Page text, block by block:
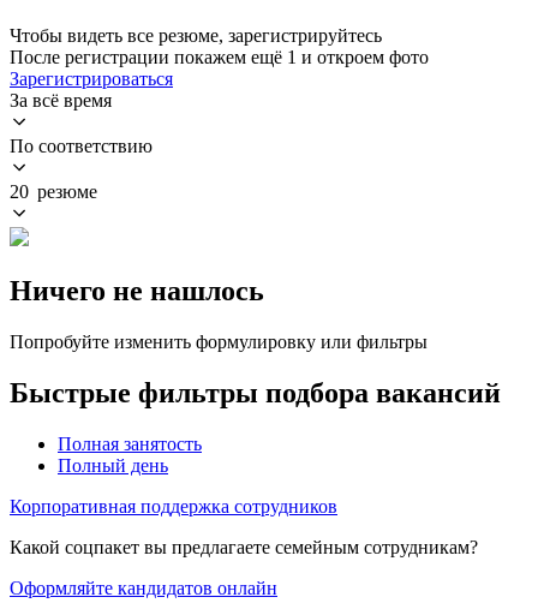
Чтобы видеть все резюме, зарегистрируйтесь
После регистрации покажем ещё 1 и откроем фото
Зарегистрироваться
За всё время
По соответствию
20 резюме
Ничего не нашлось
Попробуйте изменить формулировку или фильтры
Быстрые фильтры подбора вакансий
Полная занятость
Полный день
Корпоративная поддержка сотрудников
Какой соцпакет вы предлагаете семейным сотрудникам?
Оформляйте кандидатов онлайн